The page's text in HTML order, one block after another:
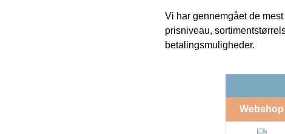
Vi har gennemgået de
prisniveau,
betalingsmuligheder.
Webshop